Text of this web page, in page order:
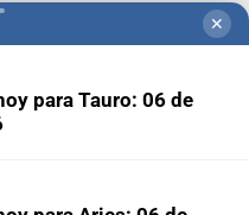
con:
✕
para Tauro: 06 de